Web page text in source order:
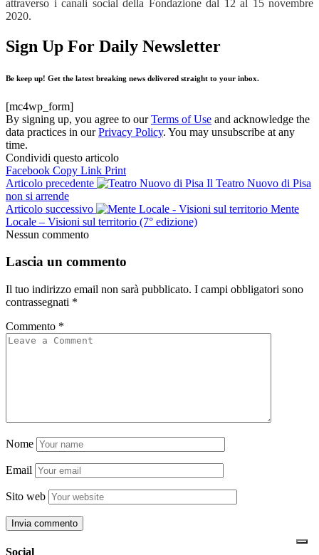
attraverso i canali social della Fondazione dal 12 al 15 novembre
2020.
Sign Up For Daily Newsletter
Be keep up! Get the latest breaking news delivered straight to your inbox.
[mc4wp_form]
By signing up, you agree to ourTerms of Use and acknowledge the
data practices in ourPrivacy Policy. You may unsubscribe at any
time.
Condividi questo articolo
Facebook Copy Link Print
Articolo precedente
Il Teatro Nuovo di Pisa
non si arrende
Articolo successivo
Mente
Locale – Visioni sul territorio (7° edizione)
Nessun commento
Lascia un commento
Il tuo indirizzo email non sarà pubblicato. I campi obbligatori sono
contrassegnati *
Commento *
Nome
Email
Sito web
Social